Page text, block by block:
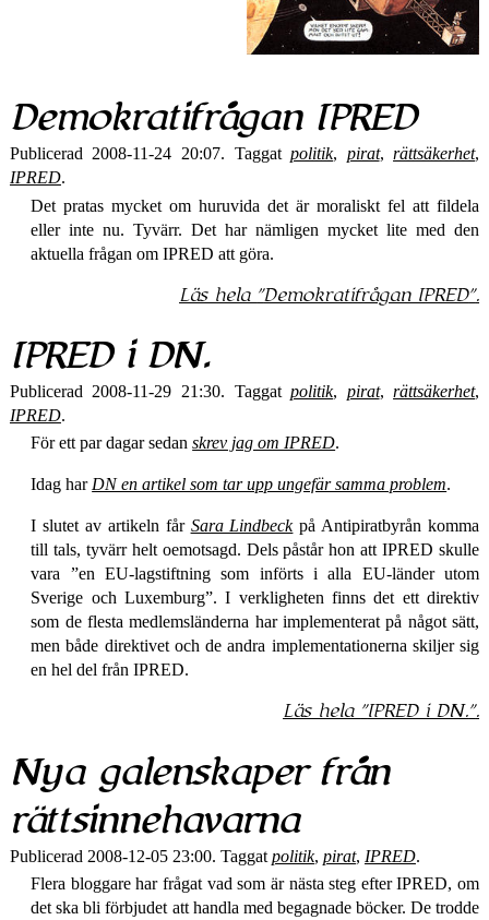
Demokrati­frågan IPRED
Publicerad 2008-11-24 20:07. Taggatpolitik, pirat,rättsäkerhet,
IPRED.
Det pratas mycket om huruvida det är moraliskt fel att fildela
eller inte nu. Tyvärr. Det har nämligen mycket lite med den
aktuella frågan om IPRED att göra.
Läs hela Demokrati­frågan IPRED .
IPRED i DN.
Publicerad 2008-11-29 21:30. Taggatpolitik, pirat,rättsäkerhet,
IPRED.
För ett par dagar sedanskrev jag om IPRED.
Idag har DN en artikel som tar upp ungefär samma problem.
I slutet av artikeln får Sara Lindbeckpå Anti­pirat­byrån komma
till tals, tyvärr helt oemotsagd. Dels påstår hon att IPRED skulle
vara
en EU-lagstiftning som införts i alla EU-länder utom
Sverige och Luxemburg . I verkligheten finns det ett direktiv
som de flesta medlemsländerna har implementerat på något sätt,
men både direktivet och de andra implementationerna skiljer sig
en hel del från IPRED.
Läs hela IPRED i DN. .
Nya galenskaper från
rätts­innehavarna
Publicerad 2008-12-05 23:00. Taggat politik, pirat, IPRED.
Flera bloggare har frågat vad som är nästa steg efter IPRED, om
det ska bli förbjudet att handla med begagnade böcker. De trodde